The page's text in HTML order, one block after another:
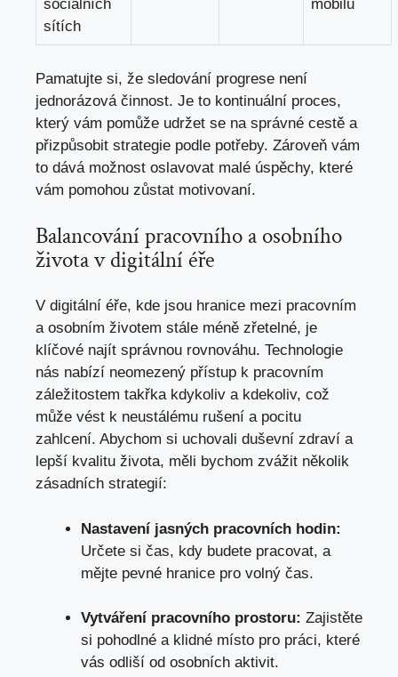
sociálních
sítích
mobilu
Pamatujte si, že sledování progrese není
jednorázová činnost. Je to kontinuální proces,
který vám pomůže udržet se na správné cestě a
přizpůsobit strategie podle potřeby. Zároveň vám
to dává možnost oslavovat malé úspěchy, které
vám pomohou zůstat motivovaní.
Balancování pracovního a osobního
života v digitální éře
V digitální éře, kde jsou hranice mezi pracovním
a osobním životem stále méně zřetelné, je
klíčové najít správnou rovnováhu. Technologie
nás nabízí neomezený přístup k pracovním
záležitostem takřka kdykoliv a kdekoliv, což
může vést k neustálému rušení a pocitu
zahlcení. Abychom si uchovali duševní zdraví a
lepší kvalitu života, měli bychom zvážit několik
zásadních strategií:
Nastavení jasných pracovních hodin:
Určete si čas, kdy budete pracovat, a
mějte pevné hranice pro volný čas.
Vytváření pracovního prostoru: Zajistěte
si pohodlné a klidné místo pro práci, které
vás odliší od osobních aktivit.